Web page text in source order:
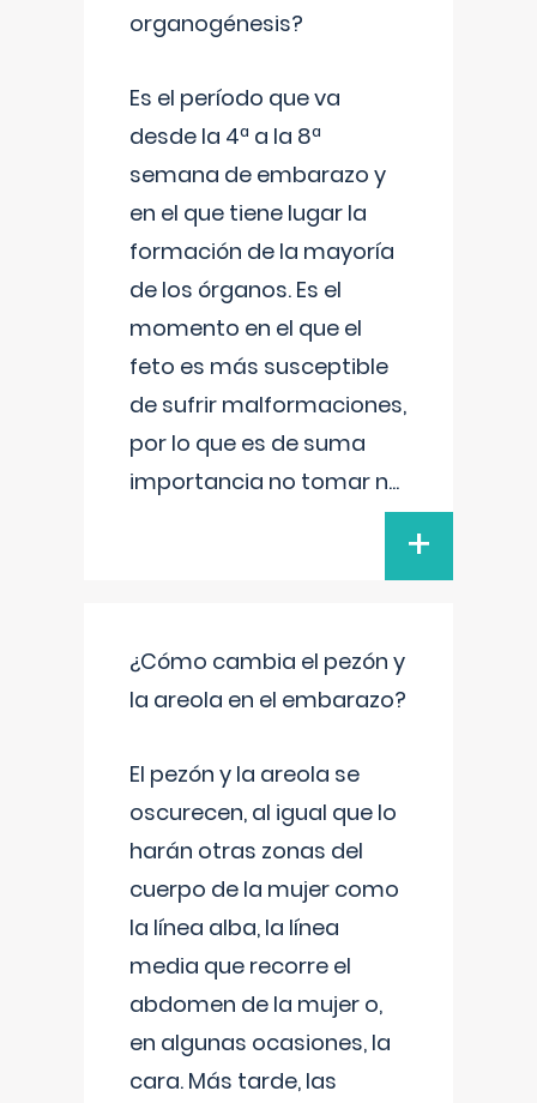
organogénesis?
Es el período que va
desde la 4ª a la 8ª
semana de embarazo y
en el que tiene lugar la
formación de la mayoría
de los órganos. Es el
momento en el que el
feto es más susceptible
de sufrir malformaciones,
por lo que es de suma
importancia no tomar n...
+
¿Cómo cambia el pezón y
la areola en el embarazo?
El pezón y la areola se
oscurecen, al igual que lo
harán otras zonas del
cuerpo de la mujer como
la línea alba, la línea
media que recorre el
abdomen de la mujer o,
en algunas ocasiones, la
cara. Más tarde, las